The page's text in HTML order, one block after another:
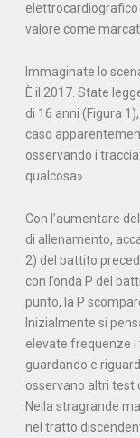
elettrocardiografico
valore come
Immaginate lo
È il 2017. State
di 16 anni (Figura
caso
osservando i
qualcosa».
Con l’aumentare
di allenamento,
2) del battito
con l’onda P del
punto, la P
Inizialmente si
elevate frequenze i
guardando e
osservano altri test
Nella stragrande
nel tratto